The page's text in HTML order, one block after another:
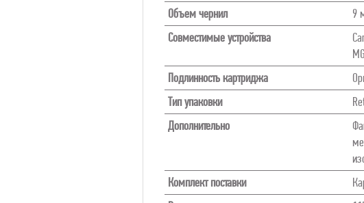
Объем чернил
9
Совместимые устройства
Подлинность картриджа
Тип упаковки
Дополнительно
Комплект поставки